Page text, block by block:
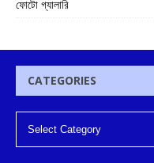
ফোটো গ্যালারি
CATEGORIES